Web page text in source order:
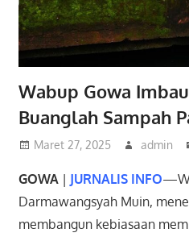
Wabup Gowa
Buanglah Sampah
Maret 27, 2025 admin
GOWA| JURNALIS INFO
Darmawangsyah Muin,
membangun kebiasaan